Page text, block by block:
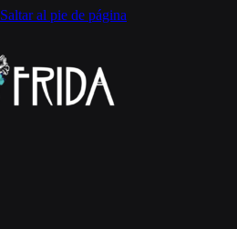
Saltar al pie de página